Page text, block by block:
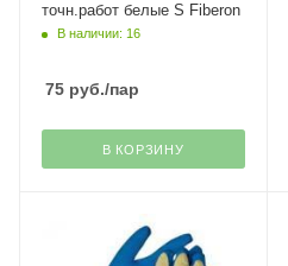
точн.работ белые S Fiberon
В наличии: 16
75 руб./пар
В КОРЗИНУ